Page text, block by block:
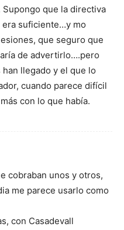
que la directiva
suficiente…y mo
que seguro que
de advertirlo….pero
llegado y el que lo
cuando parece difícil
con lo que había.
cobraban unos y otros,
me parece usarlo como
con Casadevall